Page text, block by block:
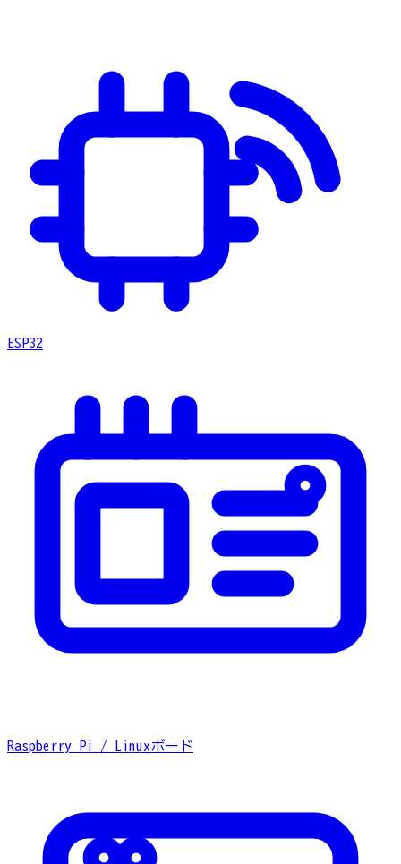
ESP32
Raspberry Pi / Linuxボード